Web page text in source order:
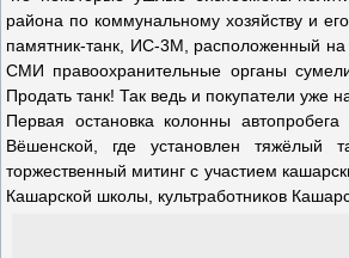
района по коммунальному хозяйству и
памятник-танк, ИС-3М, расположенный на
СМИ правоохранительные органы
Продать танк! Так ведь и покупатели уже
Первая остановка колонны
Вёшенской, где установлен тяжёлый
торжественный митинг с участием
Кашарской школы, культработников